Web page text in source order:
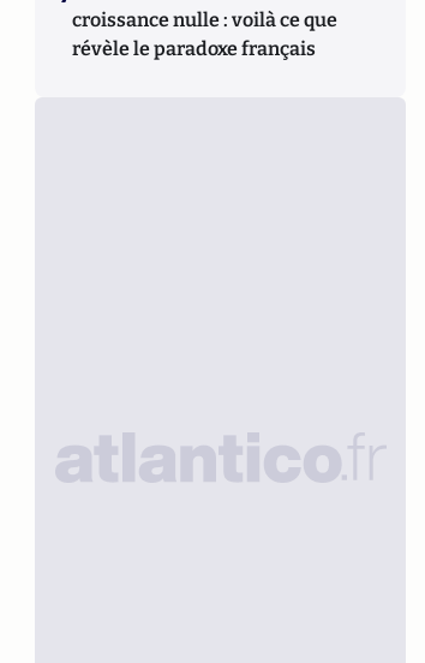
croissance nulle : voilà ce que
révèle le paradoxe français